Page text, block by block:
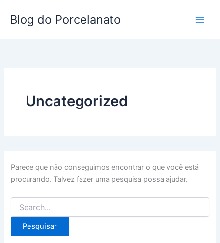
para
conteúdo
Blog do Porcelanato
Uncategorized
Parece que não conseguimos encontrar o que você está
procurando. Talvez fazer uma pesquisa possa ajudar.
por: